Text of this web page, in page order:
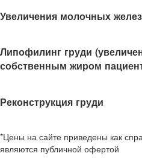
Увеличения молочных
Липофилинг груди
собственным жиром
Реконструкция груди
*Цены на сайте приведены как
являются публичной офертой